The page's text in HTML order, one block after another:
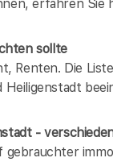
erfahren Sie
sollte
Renten. Die
Heiligenstadt
-
gebrauchter